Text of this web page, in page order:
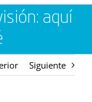
aquí
Siguiente